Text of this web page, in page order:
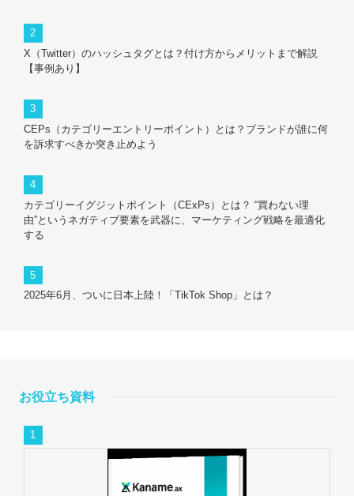
X（Twitter）のハッシュタグとは？付け方からメリットまで解説
【事例あり】
CEPs（カテゴリーエントリーポイント）とは？ブランドが誰に何
を訴求すべきか突き止めよう
カテゴリーイグジットポイント（CExPs）とは？ “買わない理
由”というネガティブ要素を武器に、マーケティング戦略を最適化
する
2025年6月、ついに日本上陸！「TikTok Shop」とは？
お役立ち資料